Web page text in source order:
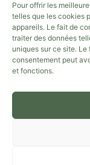
Pour offrir les
telles que les cookies
appareils. Le fait de
traiter des données
uniques sur ce site.
consentement peut
et fonctions.
EMAIL :
TÉLÉPHONE :04 66
ADRESSE : GARD (30)